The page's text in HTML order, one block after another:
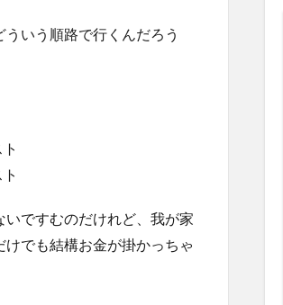
いう順路で行くんだろう
ですむのだけれど、我が家
でも結構お金が掛かっちゃ